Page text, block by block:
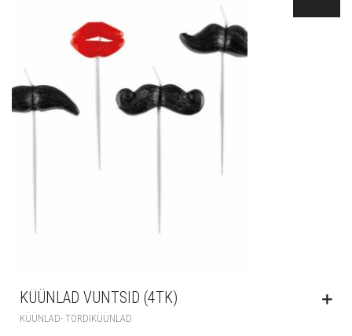
KÜÜNLAD VUNTSID (4TK)
KÜÜNLAD- TORDIKÜÜNLAD